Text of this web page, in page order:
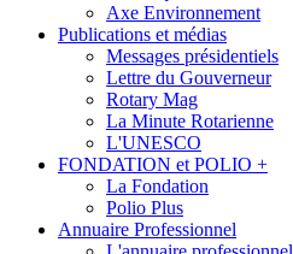
Axe Environnement
Publications et médias
Messages présidentiels
Lettre du Gouverneur
Rotary Mag
La Minute Rotarienne
L'UNESCO
FONDATION et POLIO +
La Fondation
Polio Plus
Annuaire Professionnel